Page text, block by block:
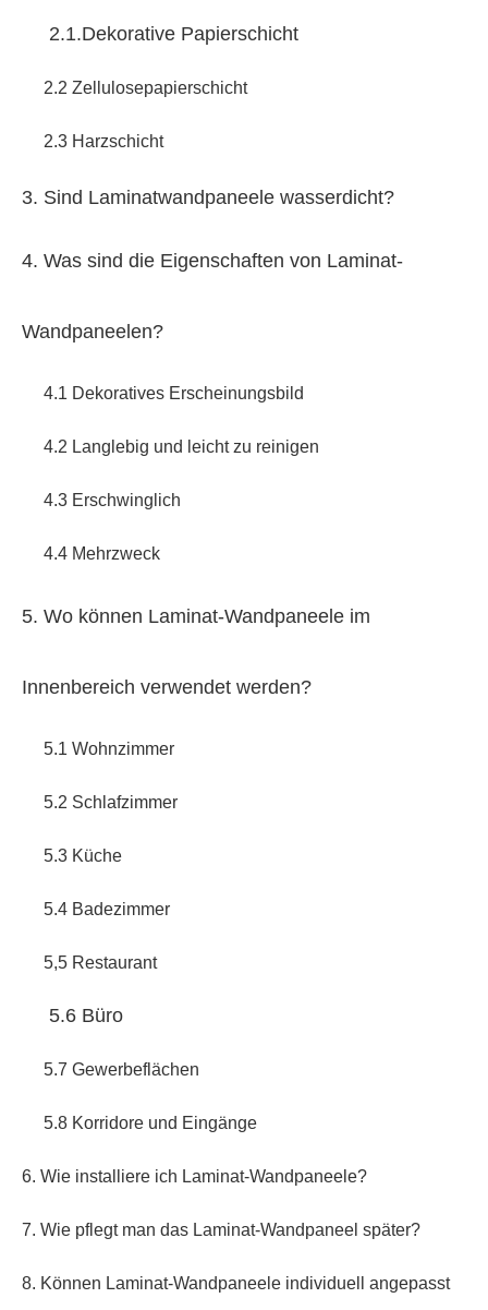
2.1.Dekorative Papierschicht
2.2 Zellulosepapierschicht
2.3 Harzschicht
3. Sind Laminatwandpaneele wasserdicht?
4. Was sind die Eigenschaften von Laminat-
Wandpaneelen?
4.1 Dekoratives Erscheinungsbild
4.2 Langlebig und leicht zu reinigen
4.3 Erschwinglich
4.4 Mehrzweck
5. Wo können Laminat-Wandpaneele im
Innenbereich verwendet werden?
5.1 Wohnzimmer
5.2 Schlafzimmer
5.3 Küche
5.4 Badezimmer
5,5 Restaurant
5.6 Büro
5.7 Gewerbeflächen
5.8 Korridore und Eingänge
6. Wie installiere ich Laminat-Wandpaneele?
7. Wie pflegt man das Laminat-Wandpaneel später?
8. Können Laminat-Wandpaneele individuell angepasst